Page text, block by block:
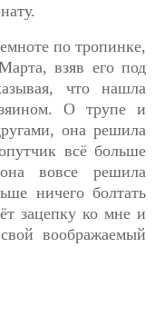
по тропинке,
взяв его под
что нашла
О трупе и
она решила
всё больше
вовсе решила
ничего болтать
зацепку ко мне и
воображаемый